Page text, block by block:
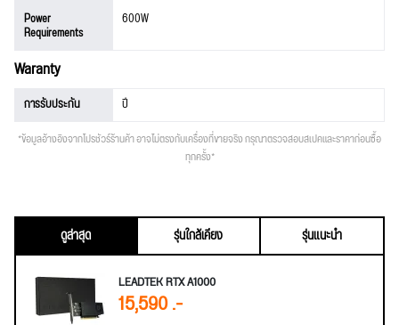
Power
Requirements
600W
Waranty
การรับประกัน ปี
*ข้อมูลอ้างอิงจากโปรชัวร์ร้านค้า อาจไม่ตรงกับเครื่องที่ขายจริง กรุณาตรวจสอบสเปคและราคาก่อนซื้อ
ทุกครั้ง*
ดูล่าสุด รุ่นใกล้เคียง
รุ่นแนะนำ
LEADTEK RTX A1000
15,590 .-